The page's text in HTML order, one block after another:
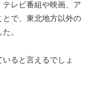
レビ番組や映画、ア
で、東北地方以外の
。
ると言えるでしょ